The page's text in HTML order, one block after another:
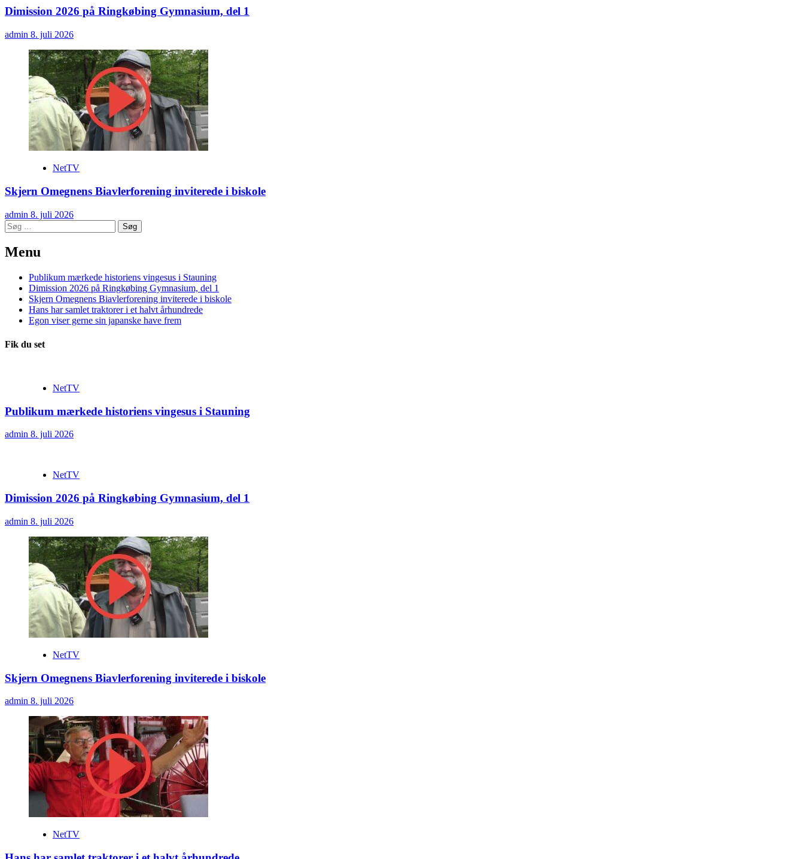
Dimission 2026 på Ringkøbing Gymnasium, del 1
admin 8. juli 2026
NetTV
Skjern Omegnens Biavlerforening inviterede i biskole
admin 8. juli 2026
Søg
efter:
Menu
Publikum mærkede historiens vingesus i Stauning
Dimission 2026 på Ringkøbing Gymnasium, del 1
Skjern Omegnens Biavlerforening inviterede i biskole
Hans har samlet traktorer i et halvt århundrede
Egon viser gerne sin japanske have frem
Fik du set
NetTV
Publikum mærkede historiens vingesus i Stauning
admin 8. juli 2026
NetTV
Dimission 2026 på Ringkøbing Gymnasium, del 1
admin 8. juli 2026
NetTV
Skjern Omegnens Biavlerforening inviterede i biskole
admin 8. juli 2026
NetTV